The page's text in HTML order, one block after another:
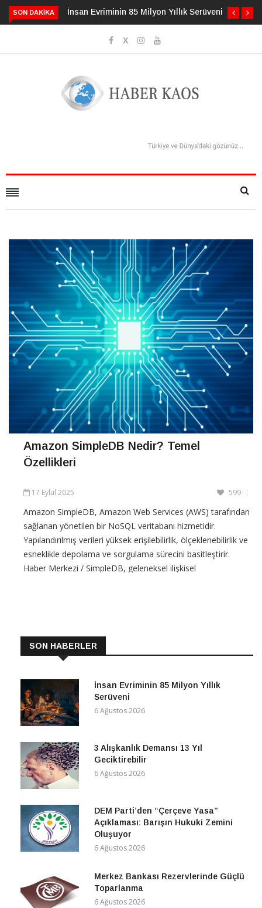
SON DAKIKA
85 Milyon Yıllık Serüveni3 Alışkanlık Demansı 13 Yıl
Geciktirebilir
Amazon SimpleDB Nedir? Temel
Özellikleri
17 Eylül 2025 599
Amazon SimpleDB, Amazon Web Services (AWS) tarafından
sağlanan yönetilen bir NoSQL veritabanı hizmetidir.
Yapılandırılmış verileri yüksek erişilebilirlik, ölçeklenebilirlik ve
esneklikle depolama ve sorgulama sürecini basitleştirir.
Haber Merkezi / SimpleDB, geleneksel ilişkisel
SON HABERLER
İnsan Evriminin 85 Milyon Yıllık
Serüveni
6 Ağustos 2026
3 Alışkanlık Demansı 13 Yıl
Geciktirebilir
6 Ağustos 2026
DEM Parti’den “Çerçeve Yasa”
Açıklaması: Barışın Hukuki Zemini
Oluşuyor
6 Ağustos 2026
Merkez Bankası Rezervlerinde Güçlü
Toparlanma
6 Ağustos 2026